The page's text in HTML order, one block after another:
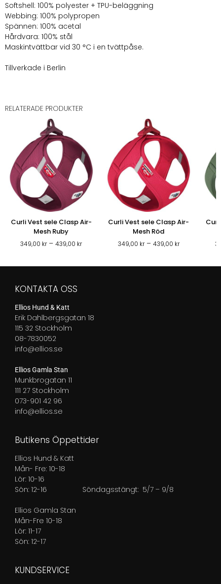
Softshell: 100% polyester + TPU-beläggning
Webbing: 100% polypropen
Spännen: 100% acetal
Hårdvara: 100% stål
Maskintvättbar vid 30 °C i en tvättpåse.
Tillverkade i Berlin
RELATERADE PRODUKTER
Curli Vest sele Clasp Air-
Mesh Ruby
349,00 kr – 439,00 krPrisintervall:
Curli Vest sele Clasp Air-
Mesh Röd
349,00 kr – 439,00 krPrisintervall:
KONTAKTA OSS
Ellios Hund & Katt
Erik Dahlbergsgatan 18
115 32 Stockholm
08-7830052
info@ellios.se
Ellios Gamla Stan
Munkbrogatan 11
111 27 Stockholm
073-901 42 96
info@ellios.se
Butikens Öppettider
Ellios Hund & Katt
Mån- Fre: 10-18
Lör: 10-16
Sön: 12-16 Söndagsstängt: 5/7 – 9/8
Ellios Gamla Stan
Mån-Fre 10-18
Lör: 11-17
Sön: 12-17
KUNDSERVICE